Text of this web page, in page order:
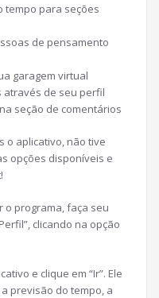
tempo para seções
de pensamento
garagem virtual
através de seu perfil
seção de comentários
o aplicativo, não tive
opções disponíveis e
o programa, faça seu
clicando na opção
e clique em “Ir”. Ele
previsão do tempo, a